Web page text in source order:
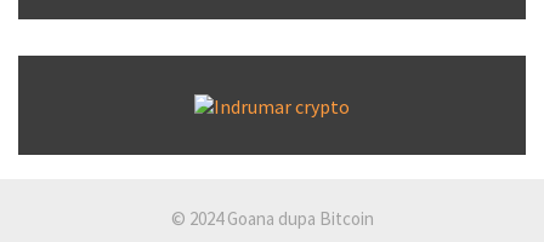
© 2024 Goana dupa Bitcoin